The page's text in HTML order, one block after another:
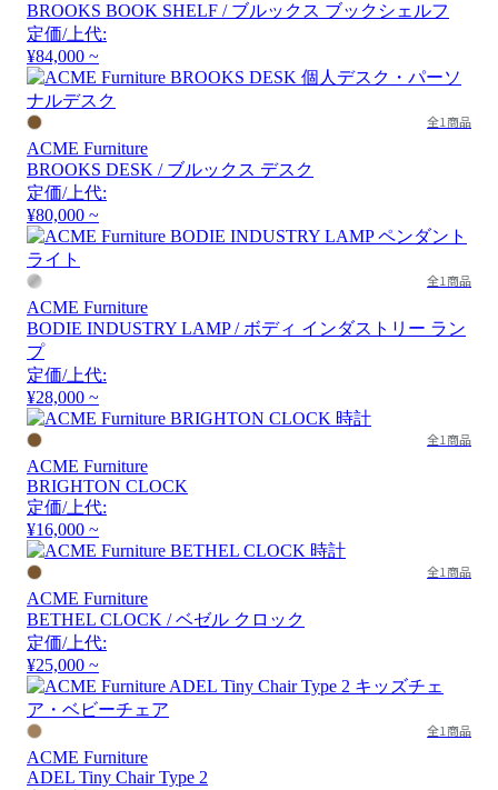
BROOKS BOOK SHELF / ブルックス ブックシェルフ
定価/上代:
¥84,000 ~
全1商品
ACME Furniture
BROOKS DESK / ブルックス デスク
定価/上代:
¥80,000 ~
全1商品
ACME Furniture
BODIE INDUSTRY LAMP / ボディ インダストリー ラン
プ
定価/上代:
¥28,000 ~
全1商品
ACME Furniture
BRIGHTON CLOCK
定価/上代:
¥16,000 ~
全1商品
ACME Furniture
BETHEL CLOCK / ベゼル クロック
定価/上代:
¥25,000 ~
全1商品
ACME Furniture
ADEL Tiny Chair Type 2